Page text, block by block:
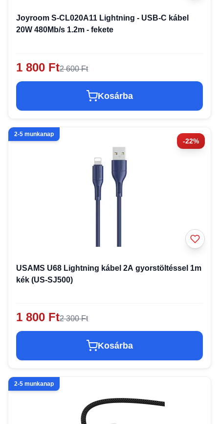
Joyroom S-CL020A11 Lightning - USB-C kábel
20W 480Mb/s 1.2m - fekete
1 800 Ft2 600 Ft
Kosárba
-22%
2-5 munkanap
USAMS U68 Lightning kábel 2A gyorstöltéssel 1m
kék (US-SJ500)
1 800 Ft2 300 Ft
Kosárba
2-5 munkanap